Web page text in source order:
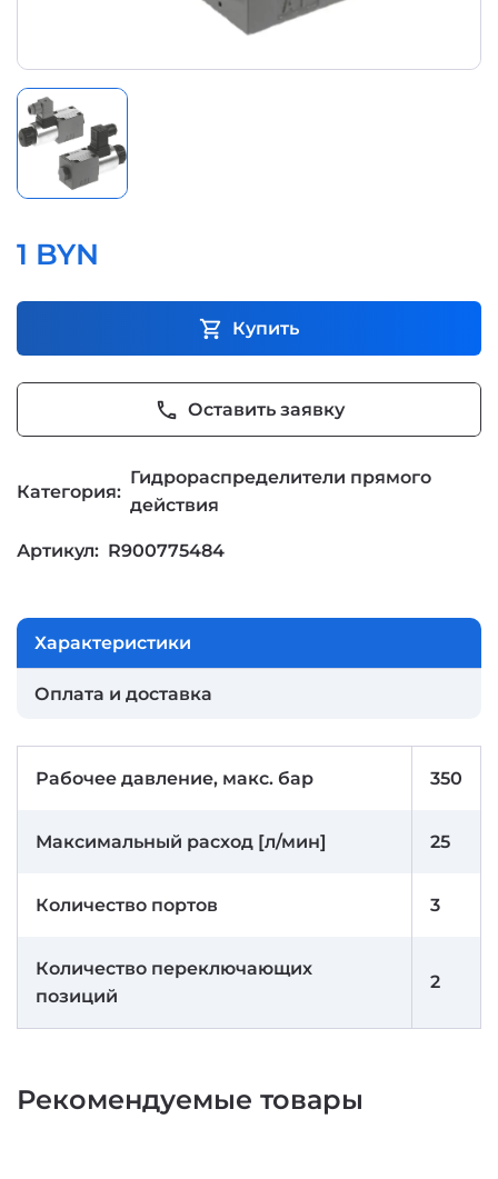
1 BYN
shopping_cart Купить
phone Оставить заявку
Категория:
Гидрораспределители прямого
действия
Артикул: R900775484
Характеристики
Оплата и доставка
Рабочее давление, макс. бар 350
Максимальный расход [л/мин] 25
Количество портов 3
Количество переключающих
позиций
2
Рекомендуемые товары